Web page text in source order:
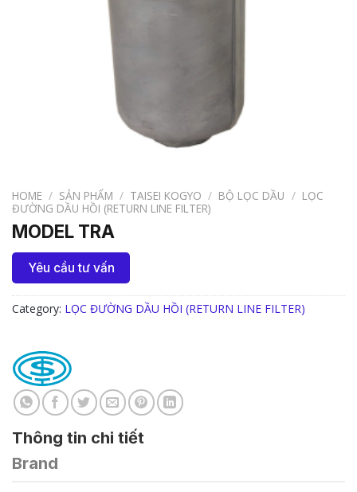
HOME / SẢN PHẨM / TAISEI KOGYO / BỘ LỌC DẦU / LỌC
ĐƯỜNG DẦU HỒI (RETURN LINE FILTER)
MODEL TRA
Yêu cầu tư vấn
Category: LỌC ĐƯỜNG DẦU HỒI (RETURN LINE FILTER)
Thông tin chi tiết
Brand